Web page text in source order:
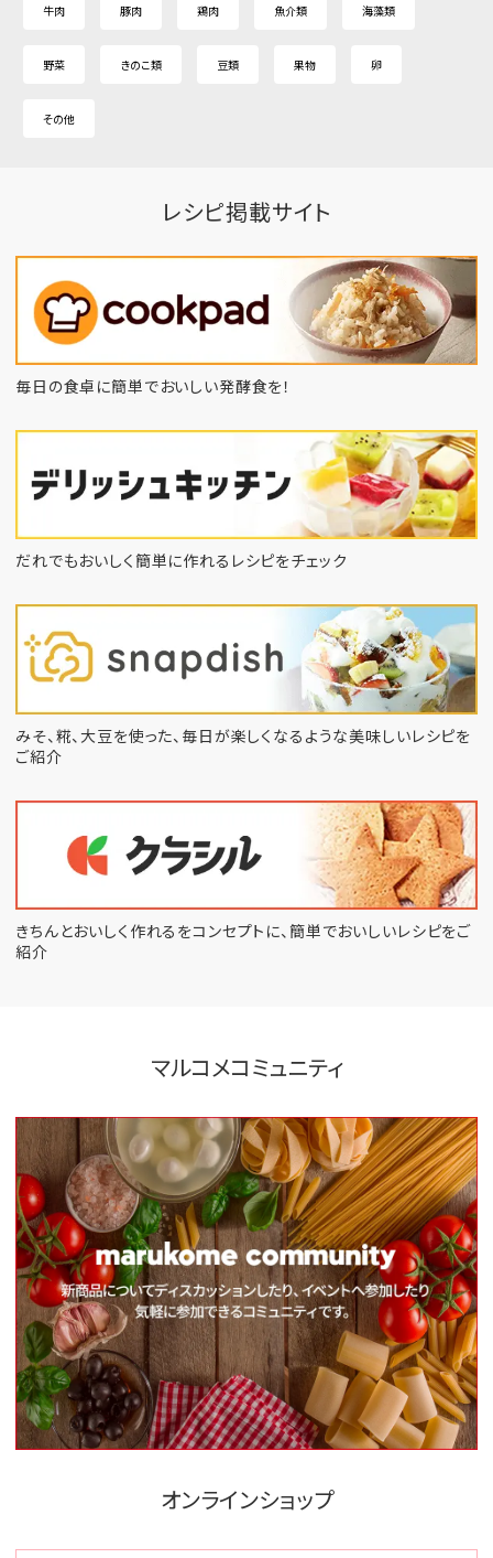
牛肉 豚肉 鶏肉 魚介類 海藻類
野菜 きのこ類 豆類 果物 卵
その他
レシピ掲載サイト
毎日の食卓に簡単でおいしい発酵食を！
だれでもおいしく簡単に作れるレシピをチェック
みそ、糀、大豆を使った、毎日が楽しくなるような美味しいレシピを
ご紹介
きちんとおいしく作れるをコンセプトに、簡単でおいしいレシピをご
紹介
マルコメコミュニティ
オンラインショップ